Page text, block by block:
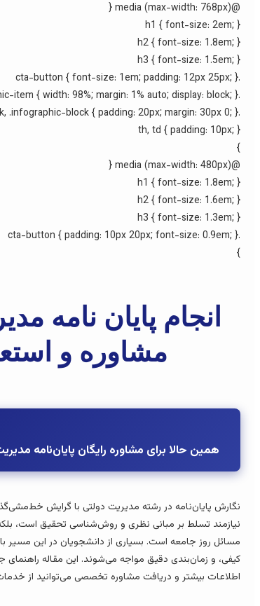
@media (max-width: 768px) {
h1 { font-size: 2em; }
h2 { font-size: 1.8em; }
h3 { font-size: 1.5em; }
.cta-button { font-size: 1em; padding: 12px 25px; }
.infographic-item { width: 98%; margin: 1% auto; display: block; }
.beautiful-block, .infographic-block { padding: 20px; margin: 30px 0; }
th, td { padding: 10px; }
}
@media (max-width: 480px) {
h1 { font-size: 1.8em; }
h2 { font-size: 1.6em; }
h3 { font-size: 1.3em; }
.cta-button { padding: 10px 20px; font-size: 0.9em; }
}
انجام پایان
مشاوره و
همین حالا برای مشاوره رایگان پایان‌نامه
نگارش پایان‌نامه در رشته مدیریت دولتی با گرایش
نیازمند تسلط بر مبانی نظری و روش‌شناسی تحقیق است،
مسائل روز جامعه است. بسیاری از دانشجویان در این مسیر
کیفی، و زمان‌بندی دقیق مواجه می‌شوند. این مقاله راهنمای
اطلاعات بیشتر و دریافت مشاوره تخصصی می‌توانید از